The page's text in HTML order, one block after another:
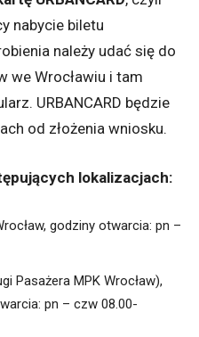
nabycie biletu
należy udać się do
we Wrocławiu i tam
URBANCARD będzie
od złożenia wniosku.
lokalizacjach:
godziny otwarcia: pn –
Pasażera MPK Wrocław),
pn – czw 08.00-